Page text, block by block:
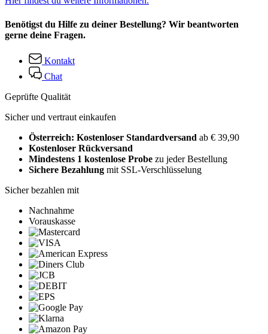
Benötigst du Hilfe zu deiner Bestellung? Wir beantworten
gerne deine Fragen.
Kontakt
Chat
Geprüfte Qualität
Sicher und vertraut einkaufen
Österreich: Kostenloser Standardversand ab € 39,90
Kostenloser Rückversand
Mindestens 1 kostenlose Probe zu jeder Bestellung
Sichere Bezahlung mit SSL-Verschlüsselung
Sicher bezahlen mit
Nachnahme
Vorauskasse